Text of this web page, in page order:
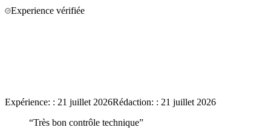
Experience vérifiée
Expérience: : 21 juillet 2026Rédaction: : 21 juillet 2026
“Très bon contrôle technique”